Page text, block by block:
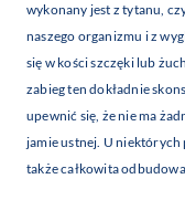
wykonany jest z tytanu,
naszego organizmu i z
się w kości szczęki lub
zabieg ten dokładnie
upewnić się, że nie ma
jamie ustnej. U
także całkowita